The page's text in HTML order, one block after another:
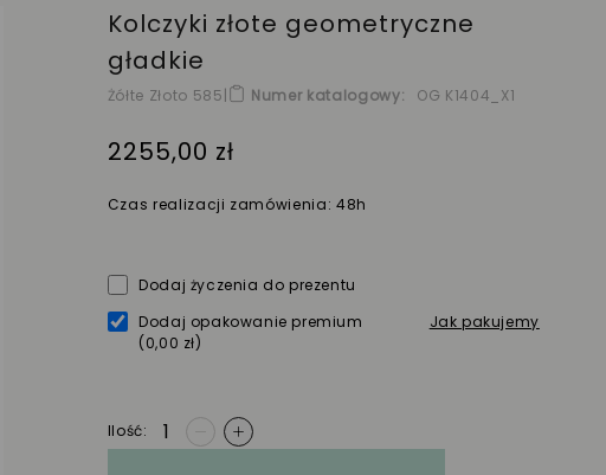
Kolczyki złote geometryczne
gładkie
Żółte Złoto 585| Numer katalogowy OG K1404_X1
2255,00 zł
Czas realizacji zamówienia: 48h
Dodaj życzenia do prezentu
Dodaj opakowanie premium
(0,00 zł)
Jak pakujemy
Ilość +